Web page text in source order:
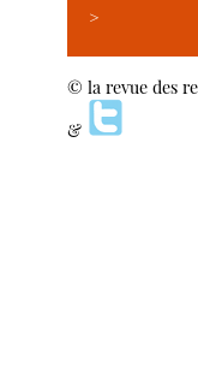
>
© la revue des
&